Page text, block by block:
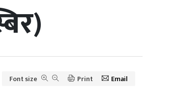
Font size Print Email